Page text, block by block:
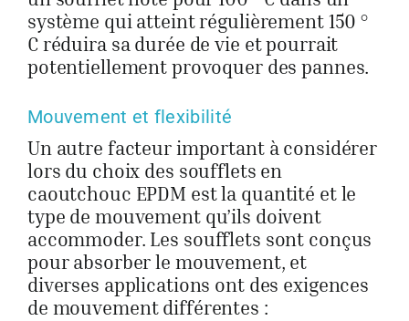
système qui atteint régulièrement 150 °
C réduira sa durée de vie et pourrait
potentiellement provoquer des pannes.
Mouvement et flexibilité
Un autre facteur important à considérer
lors du choix des soufflets en
caoutchouc EPDM est la quantité et le
type de mouvement qu’ils doivent
accommoder. Les soufflets sont conçus
pour absorber le mouvement, et
diverses applications ont des exigences
de mouvement différentes :